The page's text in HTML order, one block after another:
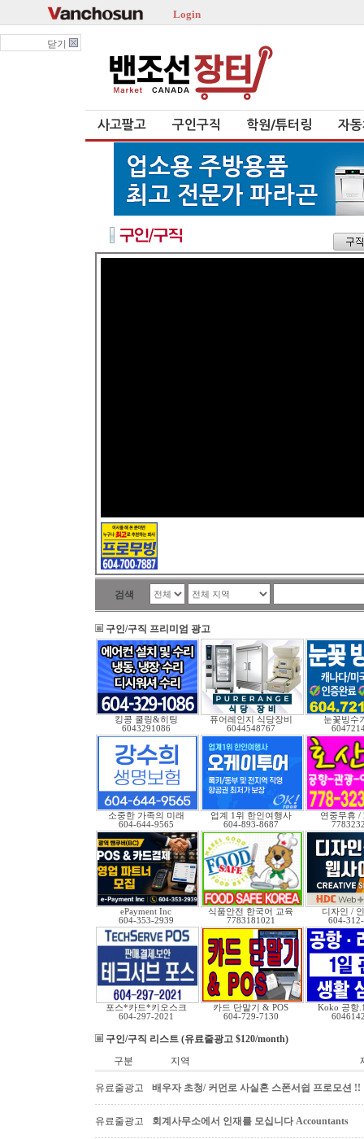
Login
닫기
사고팔고 구인구직 학원/튜터링 자
검색
구인/구직 프리미엄 광고
킹콩 쿨링&히팅
6043291086
퓨어레인지 식당장비
6044548767
눈꽃빙수
소중한 가족의 미래
604-644-9565
업계 1위 한인여행사
604-893-8687
연중무휴 /
ePayment Inc
604-353-2939
식품안전 한국어 교육
7783181021
디자인 /
604-
포스*카드*키오스크
604-297-2021
카드 단말기 & POS
604-729-7130
Koko 공항
구인/구직 리스트 (유료줄광고 $120/month)
구분
지역
유료줄광고 배우자 초청/ 커먼로 사실혼 스폰서쉽 프로모션 !!
유료줄광고 회계사무소에서 인재를 모십니다 Accountants